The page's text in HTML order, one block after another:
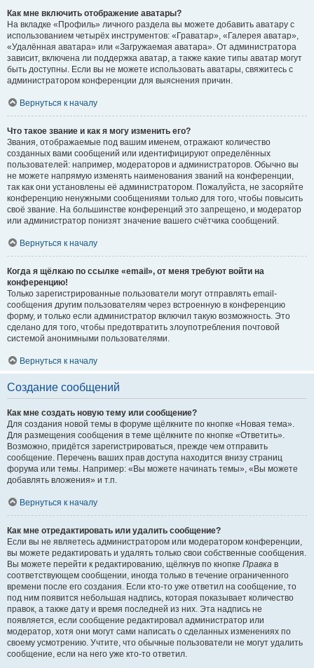
Как мне включить отображение аватары?
На вкладке «Профиль» личного раздела вы можете добавить аватару с
использованием четырёх инструментов: «Граватар», «Галерея аватар»,
«Удалённая аватара» или «Загружаемая аватара». От администратора
зависит, включена ли поддержка аватар, а также какие типы аватар могут
быть доступны. Если вы не можете использовать аватары, свяжитесь с
администратором конференции для выяснения причин.
Вернуться к началу
Что такое звание и как я могу изменить его?
Звания, отображаемые под вашим именем, отражают количество
созданных вами сообщений или идентифицируют определённых
пользователей: например, модераторов и администраторов. Обычно вы
не можете напрямую изменять наименования званий на конференции,
так как они установлены её администратором. Пожалуйста, не засоряйте
конференцию ненужными сообщениями только для того, чтобы повысить
своё звание. На большинстве конференций это запрещено, и модератор
или администратор понизят значение вашего счётчика сообщений.
Вернуться к началу
Когда я щёлкаю по ссылке «email», от меня требуют войти на
конференцию!
Только зарегистрированные пользователи могут отправлять email-
сообщения другим пользователям через встроенную в конференцию
форму, и только если администратор включил такую возможность. Это
сделано для того, чтобы предотвратить злоупотребления почтовой
системой анонимными пользователями.
Вернуться к началу
Создание сообщений
Как мне создать новую тему или сообщение?
Для создания новой темы в форуме щёлкните по кнопке «Новая тема».
Для размещения сообщения в теме щёлкните по кнопке «Ответить».
Возможно, придётся зарегистрироваться, прежде чем отправить
сообщение. Перечень ваших прав доступа находится внизу страниц
форума или темы. Например: «Вы можете начинать темы», «Вы можете
добавлять вложения» и т.п.
Вернуться к началу
Как мне отредактировать или удалить сообщение?
Если вы не являетесь администратором или модератором конференции,
вы можете редактировать и удалять только свои собственные сообщения.
Вы можете перейти к редактированию, щёлкнув по кнопке Правка в
соответствующем сообщении, иногда только в течение ограниченного
времени после его создания. Если кто-то уже ответил на сообщение, то
под ним появится небольшая надпись, которая показывает количество
правок, а также дату и время последней из них. Эта надпись не
появляется, если сообщение редактировал администратор или
модератор, хотя они могут сами написать о сделанных изменениях по
своему усмотрению. Учтите, что обычные пользователи не могут удалить
сообщение, если на него уже кто-то ответил.